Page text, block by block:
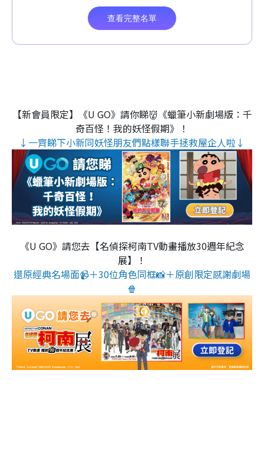
【新會員限定】《U GO》請你睇👹《蠟筆小新劇場版：千
奇百怪！我的妖怪假期》！
↓一齊睇下小新同妖怪朋友們點樣聯手拯救屋企人啦↓
《U GO》請您去【名偵探柯南TV動畫播放30週年紀念
展】！
還原經典名場面📹＋30位角色同框📸＋原創限定感謝劇場
🍿